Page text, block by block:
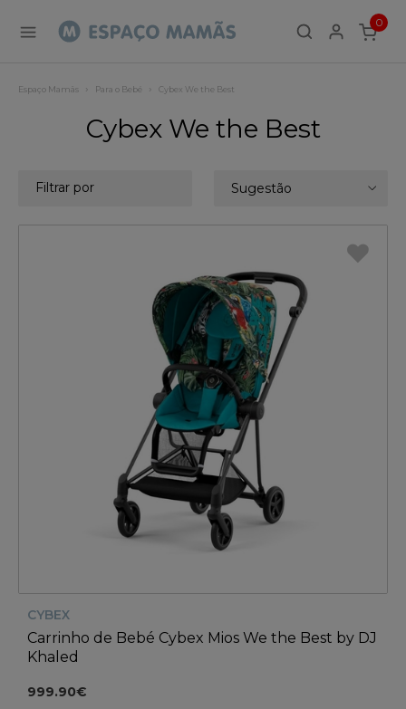
0
ITEMS
Espaço Mamãs Para o Bebé Cybex We the Best
Cybex We the Best
Sugestão
Filtrar por
CYBEX
Carrinho de Bebé Cybex Mios We the Best by DJ
Khaled
999.90€